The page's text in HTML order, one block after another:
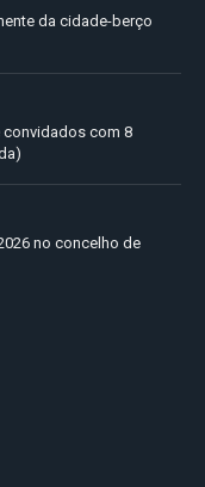
da cidade-berço
convidados com 8
no concelho de